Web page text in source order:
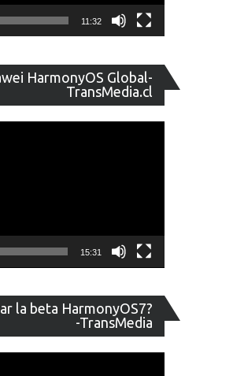
11:32
HarmonyOS Global-
TransMedia.cl
de
vídeo
15:31
la beta HarmonyOS7?
-TransMedia
de
vídeo